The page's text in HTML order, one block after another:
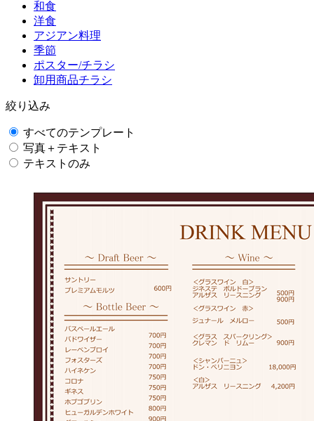
和食
洋食
アジアン料理
季節
ポスター/チラシ
卸用商品チラシ
絞り込み
すべてのテンプレート
写真＋テキスト
テキストのみ